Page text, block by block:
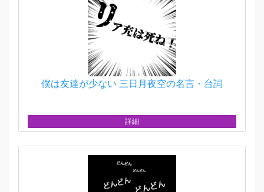
僕は友達が少ない 三日月夜空の名言・台詞
詳細